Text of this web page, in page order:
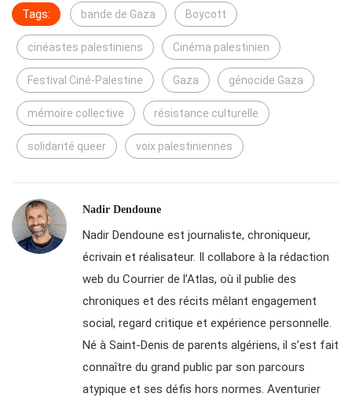
Tags: bande de Gaza Boycott
cinéastes palestiniens Cinéma palestinien
Festival Ciné-Palestine Gaza génocide Gaza
mémoire collective résistance culturelle
solidarité queer voix palestiniennes
Nadir Dendoune
Nadir Dendoune est journaliste, chroniqueur,
écrivain et réalisateur. Il collabore à la rédaction
web du Courrier de l’Atlas, où il publie des
chroniques et des récits mêlant engagement
social, regard critique et expérience personnelle.
Né à Saint-Denis de parents algériens, il s’est fait
connaître du grand public par son parcours
atypique et ses défis hors normes. Aventurier